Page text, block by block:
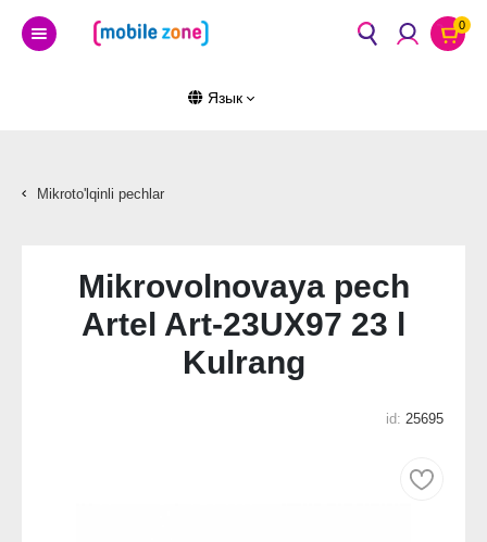
0
Язык
Mikroto'lqinli pechlar
Mikrovolnovaya pech
Artel Art-23UX97 23 l
Kulrang
id: 25695